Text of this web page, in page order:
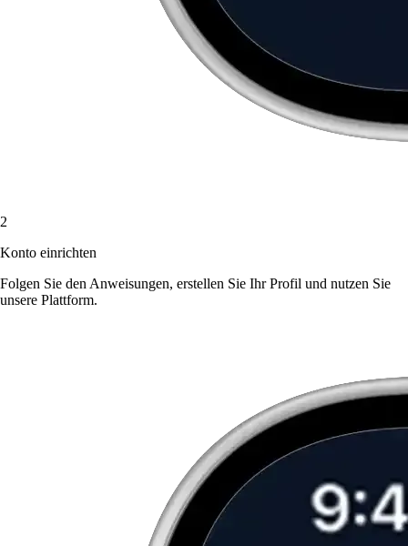
2
Konto einrichten
Folgen Sie den Anweisungen, erstellen Sie Ihr Profil und nutzen Sie
unsere Plattform.